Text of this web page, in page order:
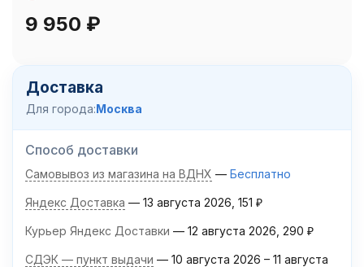
9 950 ₽
Доставка
Для города:Москва
Способ доставки
Самовывоз из магазина на ВДНХ Бесплатно
Яндекс Доставка 13 августа 2026 151 ₽
Курьер Яндекс Доставки 12 августа 2026 290 ₽
СДЭК — пункт выдачи 10 августа 2026 – 11 августа